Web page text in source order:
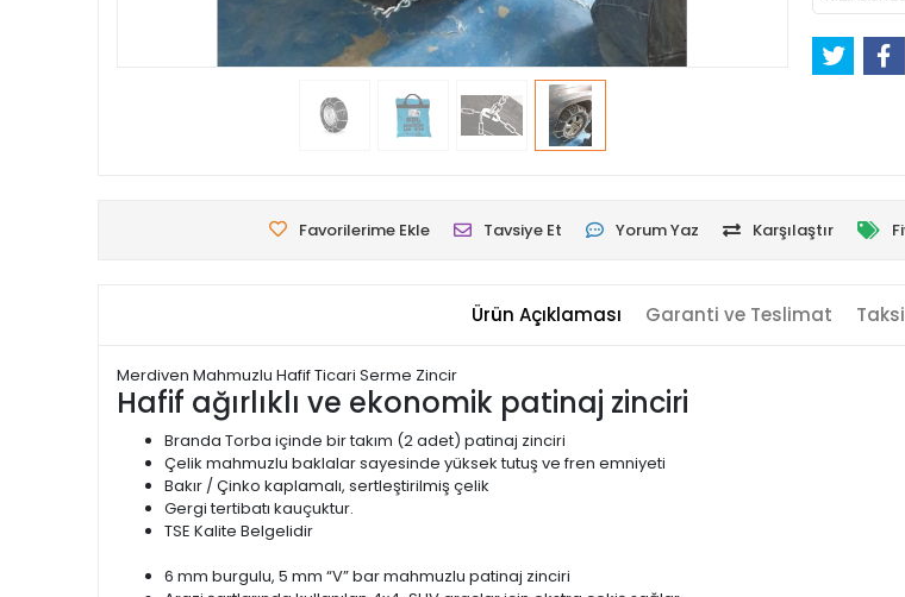
Favorilerime Ekle Tavsiye Et Yorum Yaz Karşılaştır
Ürün Açıklaması Garanti ve Teslimat
Merdiven Mahmuzlu Hafif Ticari Serme Zincir
Hafif ağırlıklı ve ekonomik patinaj zinciri
Branda Torba içinde bir takım (2 adet) patinaj zinciri
Çelik mahmuzlu baklalar sayesinde yüksek tutuş ve fren emniyeti
Bakır / Çinko kaplamalı, sertleştirilmiş çelik
Gergi tertibatı kauçuktur.
TSE Kalite Belgelidir
6 mm burgulu, 5 mm “V” bar mahmuzlu patinaj zinciri